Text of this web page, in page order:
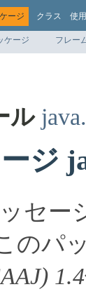
ージ クラス 使用
ケージ フレー
ル
ジ
セー
のパ
1.4